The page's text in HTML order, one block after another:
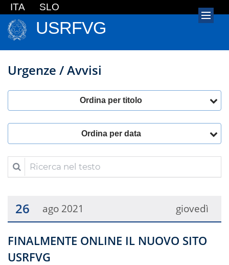
ITA SLO
USRFVG
Urgenze / Avvisi
Ordina per titolo
Ordina per data
Ricerca nel testo
giovedì
26 ago 2021
FINALMENTE ONLINE IL NUOVO SITO
USRFVG